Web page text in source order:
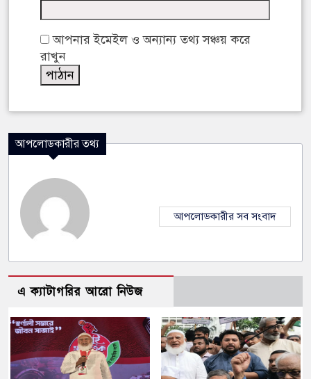
আপনার ইমেইল ও অন্যান্য তথ্য সঞ্চয় করে
রাখুন
আপলোডকারীর তথ্য
আপলোডকারীর সব সংবাদ
এ ক্যাটাগরির আরো নিউজ